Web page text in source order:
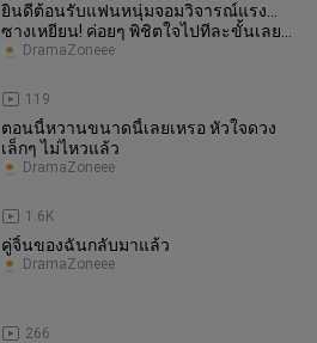
ยินดีต้อนรับแฟนหนุ่มจอมวิจารณ์แรง…
ซางเหยียน! ค่อยๆ พิชิตใจไปทีละขั้นเลย
นะ
119
DramaZoneee
ตอนนี้หวานขนาดนี้เลยเหรอ หัวใจดวง
เล็กๆ ไม่ไหวแล้ว
1.6K
DramaZoneee
คู่จิ้นของฉันกลับมาแล้ว
266
DramaZoneee